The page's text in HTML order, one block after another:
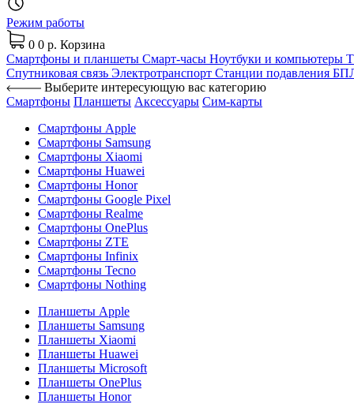
Режим работы
0 0 р. Корзина
Смартфоны и планшеты Смарт-часы Ноутбуки и компьютеры
Спутниковая связь Электротранспорт Станции подавления
Выберите интересующую вас категорию
Смартфоны Планшеты Аксессуары Сим-карты
Смартфоны Apple
Смартфоны Samsung
Смартфоны Xiaomi
Смартфоны Huawei
Смартфоны Honor
Смартфоны Google Pixel
Смартфоны Realme
Смартфоны OnePlus
Смартфоны ZTE
Смартфоны Infinix
Смартфоны Tecno
Смартфоны Nothing
Планшеты Apple
Планшеты Samsung
Планшеты Xiaomi
Планшеты Huawei
Планшеты Microsoft
Планшеты OnePlus
Планшеты Honor